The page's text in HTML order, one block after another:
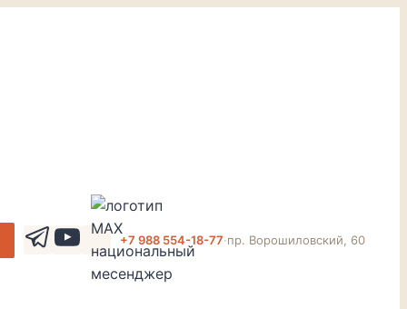
+7 988 554-18-77·пр. Ворошиловский, 60